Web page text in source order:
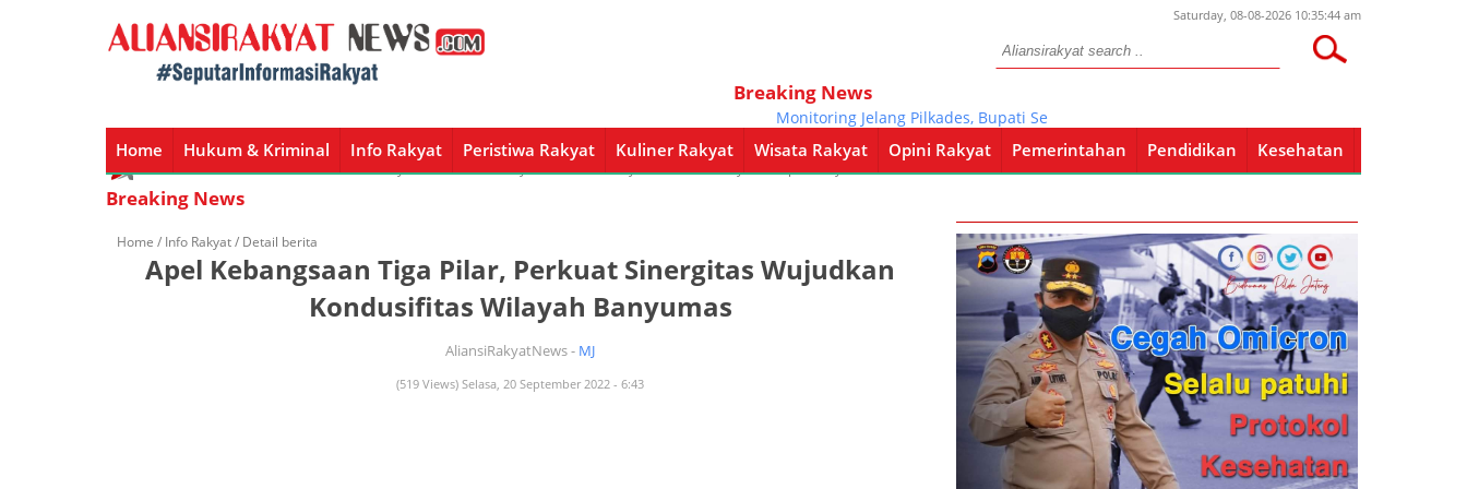
Saturday, 08-08-2026 10:35:44 am
Breaking News
Monitoring Jelang Pilkades, Bupati Sebut Persiapan Berjalan Lancar
Home Hukum & Kriminal Info Rakyat Peristiwa Rakyat Kuliner Rakyat Wisata Rakyat Opini Rakyat Pemerintahan Pendidikan Kesehatan
Home Hukum & Kriminal Info Rakyat Peristiwa Rakyat Kuliner Rakyat Wisata Rakyat Opini Rakyat Pemerintahan Pendidikan Kesehatan
Breaking News
Home / Info Rakyat/ Detail berita
Apel Kebangsaan Tiga Pilar, Perkuat Sinergitas Wujudkan
Kondusifitas Wilayah Banyumas
AliansiRakyatNews - MJ
(519 Views) Selasa, 20 September 2022 - 6:43